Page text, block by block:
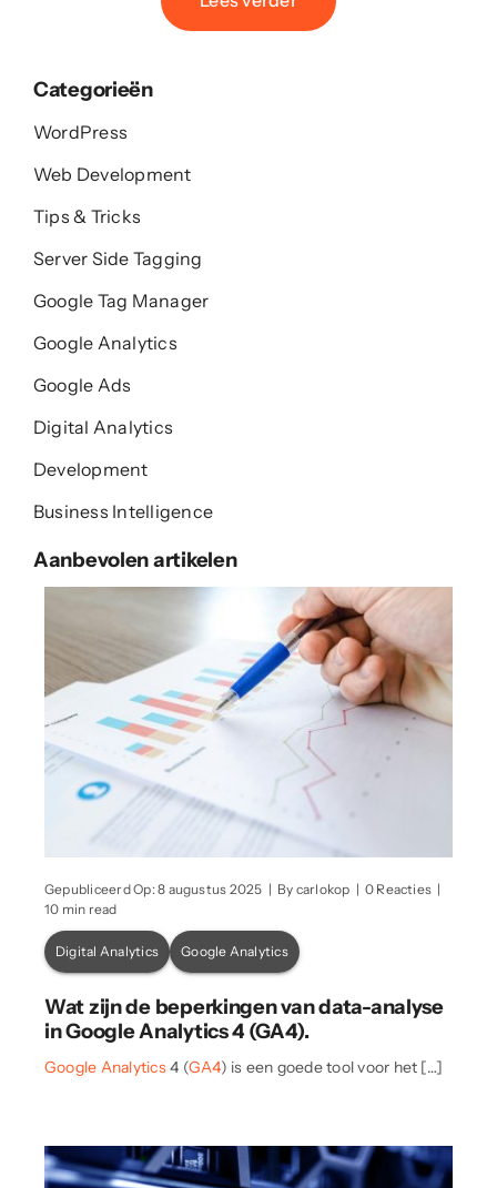
Categorieën
WordPress
Web Development
Tips & Tricks
Server Side Tagging
Google Tag Manager
Google Analytics
Google Ads
Digital Analytics
Development
Business Intelligence
Aanbevolen artikelen
Gepubliceerd Op: 8 augustus 2025 | By carlokop | 0 Reactieson
analyse
4
|
10 min read
Digital Analytics Google Analytics
Wat zijn de beperkingen van data-analyse
in Google Analytics 4 (GA4).
Google Analytics4 (GA4) is een goede tool voor het […]